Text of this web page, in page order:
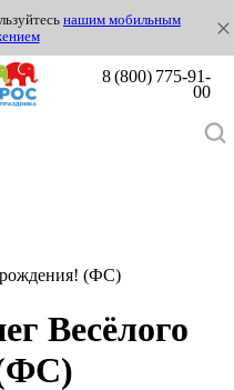
нашим мобильным
8 (800) 775-91-
00
рождения! (ФС)
Весёлого